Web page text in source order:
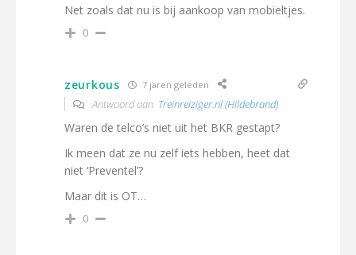
Net zoals dat nu is bij aankoop van mobieltjes.
0
zeurkous 7 jaren geleden
Antwoord aan Treinreiziger.nl (Hildebrand)
Waren de telco’s niet uit het BKR gestapt?
Ik meen dat ze nu zelf iets hebben, heet dat
niet ‘Preventel’?
Maar dit is OT…
0